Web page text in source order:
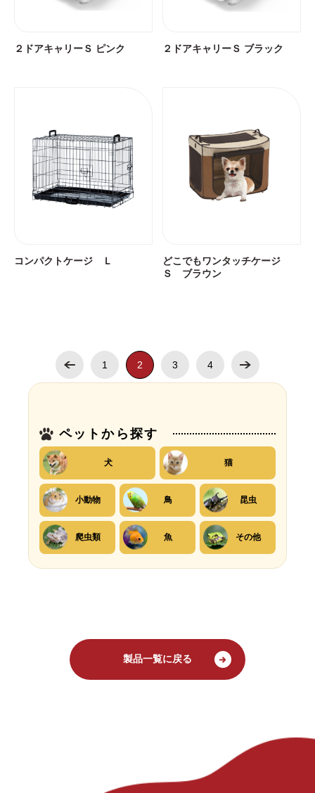
２ドアキャリーＳ ピンク ２ドアキャリーＳ ブラック
コンパクトケージ Ｌ
どこでもワンタッチケージ
Ｓ ブラウン
1 2 3 4
ペットから探す
犬 猫
小動物 鳥 昆虫
爬虫類 魚 その他
製品一覧に戻る